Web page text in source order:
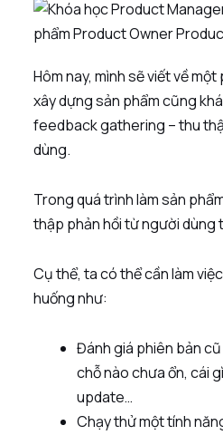
Hôm nay, mình sẽ viết về
xây dựng sản phẩm cũng
feedback gathering – thu
dùng.
Trong quá trình làm sản
thập phản hồi từ người dùng
Cụ thể, ta có thể cần làm
huống như:
Đánh giá phiên bản
chỗ nào chưa ổn, cái
update…
Chạy thử một tính